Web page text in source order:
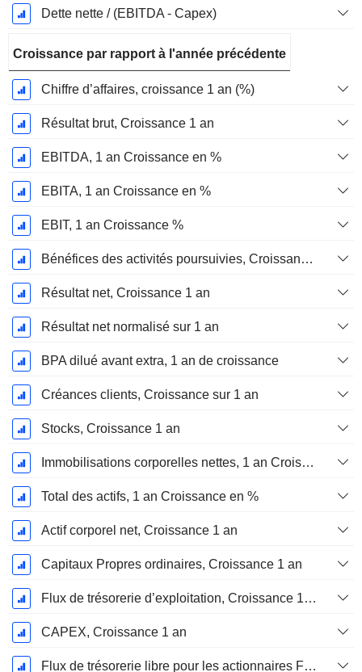
Dette nette / (EBITDA - Capex)
Croissance par rapport à l'année précédente
Chiffre d’affaires, croissance 1 an (%)
Résultat brut, Croissance 1 an
EBITDA, 1 an Croissance en %
EBITA, 1 an Croissance en %
EBIT, 1 an Croissance %
Bénéfices des activités poursuivies, Croissance 1 an
Résultat net, Croissance 1 an
Résultat net normalisé sur 1 an
BPA dilué avant extra, 1 an de croissance
Créances clients, Croissance sur 1 an
Stocks, Croissance 1 an
Immobilisations corporelles nettes, 1 an Croissance
Total des actifs, 1 an Croissance en %
Actif corporel net, Croissance 1 an
Capitaux Propres ordinaires, Croissance 1 an
Flux de trésorerie d’exploitation, Croissance 1 an
CAPEX, Croissance 1 an
Flux de trésorerie libre pour les actionnaires FCFE, Croissance 1 an